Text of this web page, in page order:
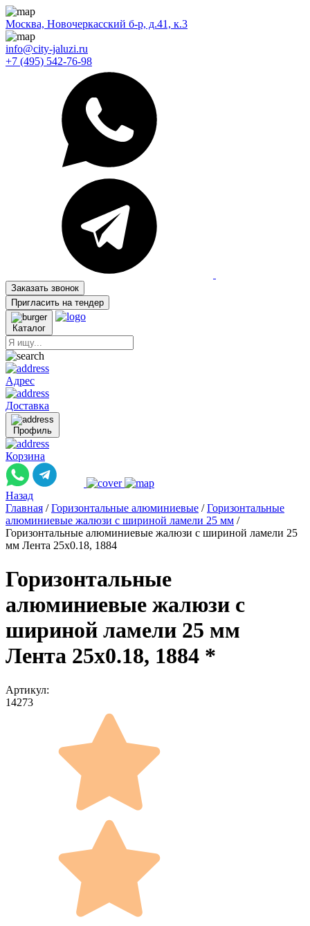
Москва, Новочеркасский б-р, д.41, к.3
info@city-jaluzi.ru
+7 (495) 542-76-98
Заказать звонок
Пригласить на тендер
Каталог
Адрес
Доставка
Профиль
Корзина
Назад
Главная / Горизонтальные алюминиевые / Горизонтальные
алюминиевые жалюзи с шириной ламели 25 мм /
Горизонтальные алюминиевые жалюзи с шириной ламели 25
мм Лента 25x0.18, 1884
Горизонтальные
алюминиевые жалюзи с
шириной ламели 25 мм
Лента 25x0.18, 1884 *
Артикул:
14273